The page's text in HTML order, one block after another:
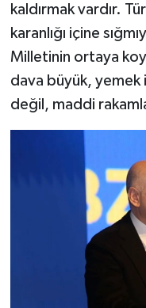
kaldırmak vardır.
karanlığı içine
Milletinin ortaya
dava büyük, yemek
değil, maddi